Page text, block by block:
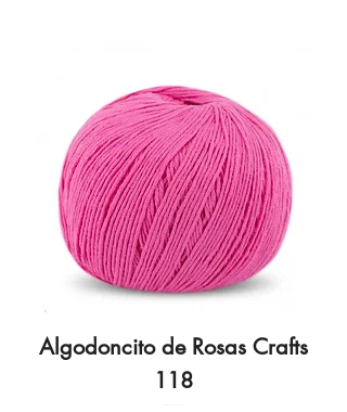
Algodoncito de Rosas Crafts
118